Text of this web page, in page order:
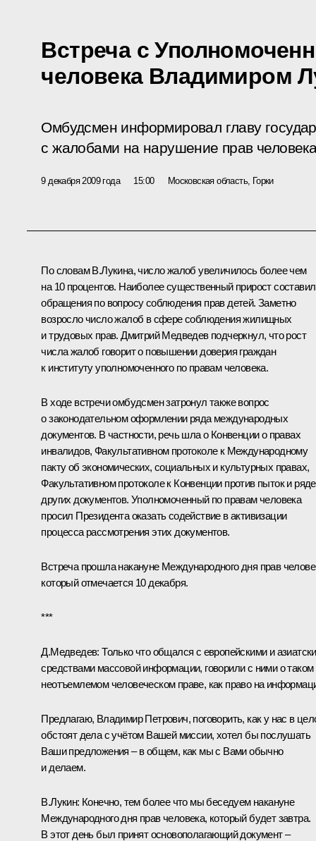
Встреча с
человека Владимиром
Омбудсмен информировал главу
с жалобами на нарушение прав
9 декабря 2009 года 15:00 Московская область, Горки
По словам В.Лукина, число жалоб увеличилось более чем
на 10 процентов. Наиболее существенный прирост
обращения по вопросу соблюдения прав детей. Заметно
возросло число жалоб в сфере соблюдения жилищных
и трудовых прав. Дмитрий Медведев подчеркнул, что рост
числа жалоб говорит о повышении доверия граждан
к институту уполномоченного по правам человека.
В ходе встречи омбудсмен затронул также вопрос
о законодательном оформлении ряда международных
документов. В частности, речь шла о Конвенции о правах
инвалидов, Факультативном протоколе к Международному
пакту об экономических, социальных и культурных правах,
Факультативном протоколе к Конвенции против пыток и ряде
других документов. Уполномоченный по правам человека
просил Президента оказать содействие в активизации
процесса рассмотрения этих документов.
Встреча прошла накануне Международного дня прав
который отмечается 10 декабря.
***
Д.Медведев: Только чтообщался с европейскими и
средствами массовой информации, говорили с ними о таком
неотъемлемом человеческом праве, как право на
Предлагаю, Владимир Петрович, поговорить, как у нас в
обстоят дела с учётом Вашей миссии, хотел бы послушать
Ваши предложения – в общем, как мы с Вами обычно
и делаем.
В.Лукин: Конечно, тем более что мы беседуем накануне
Международного дня прав человека, который будет завтра.
В этот день был принят основополагающий документ –